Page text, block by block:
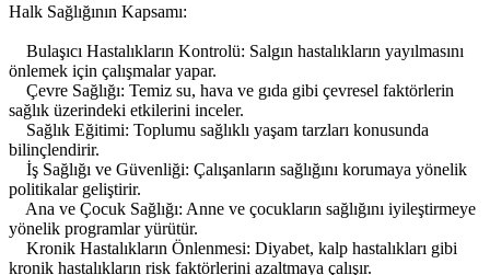
Halk Sağlığının Kapsamı:
Bulaşıcı Hastalıkların Kontrolü: Salgın hastalıkların yayılmasını
önlemek için çalışmalar yapar.
Çevre Sağlığı: Temiz su, hava ve gıda gibi çevresel faktörlerin
sağlık üzerindeki etkilerini inceler.
Sağlık Eğitimi: Toplumu sağlıklı yaşam tarzları konusunda
bilinçlendirir.
İş Sağlığı ve Güvenliği: Çalışanların sağlığını korumaya yönelik
politikalar geliştirir.
Ana ve Çocuk Sağlığı: Anne ve çocukların sağlığını iyileştirmeye
yönelik programlar yürütür.
Kronik Hastalıkların Önlenmesi: Diyabet, kalp hastalıkları gibi
kronik hastalıkların risk faktörlerini azaltmaya çalışır.